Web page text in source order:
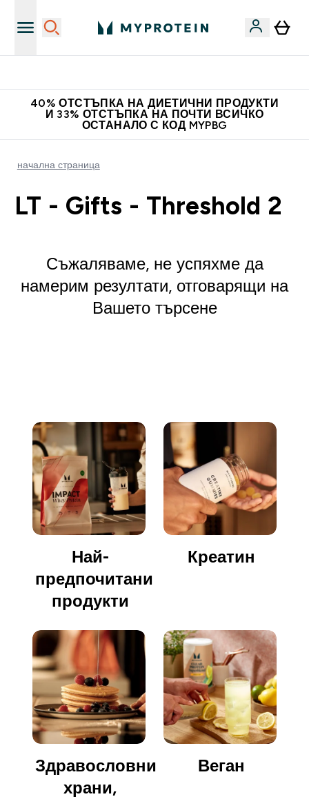
40% ОТСТЪПКА НА ДИЕТИЧНИ ПРОДУКТИ
И 33% ОТСТЪПКА НА ПОЧТИ ВСИЧКО
ОСТАНАЛО С КОД MYPBG
начална страница
LT - Gifts - Threshold 2
Съжаляваме, не успяхме да
намерим резултати, отговарящи на
Вашето търсене
Най-
предпочитани
продукти
Креатин
Здравословни
храни,
Веган